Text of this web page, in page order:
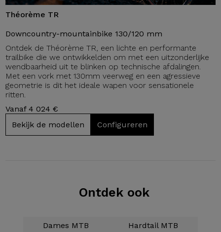
Théorème TR
Downcountry-mountainbike 130/120 mm
Ontdek de Théorème TR, een lichte en performante
trailbike die we ontwikkelden om met een uitzonderlijke
wendbaarheid uit te blinken op technische afdalingen.
Met een vork met 130mm veerweg en een agressieve
geometrie is dit het ideale wapen voor sensationele
ritten.
Vanaf 4 024 €
Bekijk de modellen
Configureren
Ontdek ook
Dames MTB
Hardtail MTB